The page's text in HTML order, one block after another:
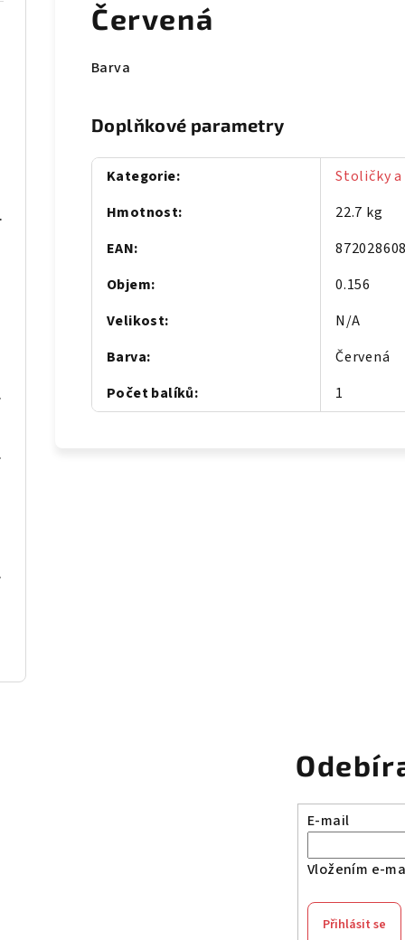
červený
Červená
Barva
Doplňkové parametry
Kategorie:
Stoličky
Hmotnost:
22.7 kg
EAN:
Objem:
0.156
Velikost:
N/A
Barva:
Červená
Počet balíků: 1
E-mail
Vložením e-
Přihlásit se